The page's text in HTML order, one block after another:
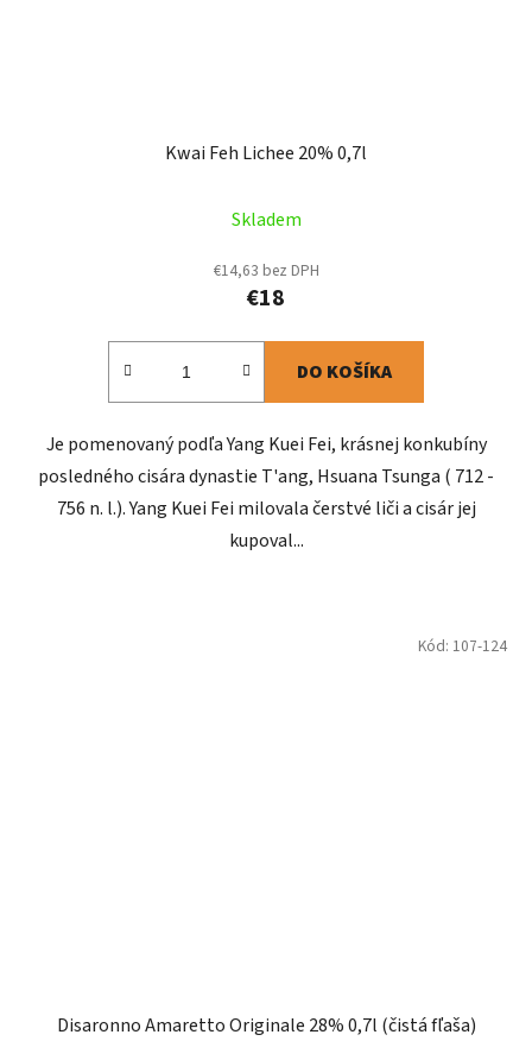
Kwai Feh Lichee 20% 0,7l
Skladem
€14,63 bez DPH
€18
DO KOŠÍKA
Je pomenovaný podľa Yang Kuei Fei, krásnej konkubíny
posledného cisára dynastie T'ang, Hsuana Tsunga ( 712 -
756 n. l.). Yang Kuei Fei milovala čerstvé liči a cisár jej
kupoval...
Disaronno Amaretto Originale 28% 0,7l (čistá fľaša)
Kód: 107-124